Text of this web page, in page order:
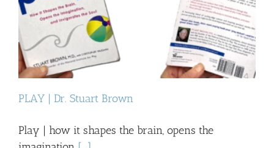
PLAY | Dr. Stuart Brown
Play | how it shapes the brain, opens the